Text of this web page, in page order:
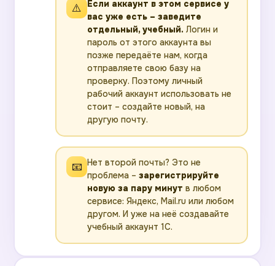
⚠️
Если аккаунт в этом сервисе у
вас уже есть – заведите
отдельный, учебный. Логин и
пароль от этого аккаунта вы
позже передаёте нам, когда
отправляете свою базу на
проверку. Поэтому личный
рабочий аккаунт использовать не
стоит – создайте новый, на
другую почту.
📧 Нет второй почты? Это не
проблема –зарегистрируйте
новую за пару минут в любом
сервисе: Яндекс, Mail.ru или любом
другом. И уже на неё создавайте
учебный аккаунт 1С.